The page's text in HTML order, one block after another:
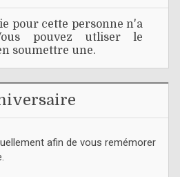
pour cette personne n'a
pouvez utliser le
soumettre une.
afin de vous remémorer